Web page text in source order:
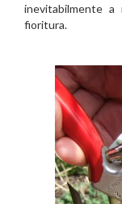
inevitabilmente a
fioritura.